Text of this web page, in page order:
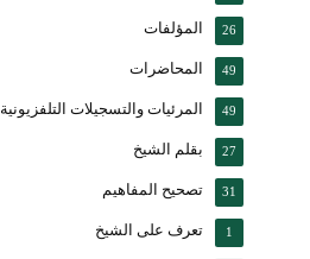
المؤلفات 26
المحاضرات 49
المرئيات والتسجيلات التلفزيونية 49
بقلم الشيخ 27
تصحيح المفاهيم 31
تعرف على الشيخ 1